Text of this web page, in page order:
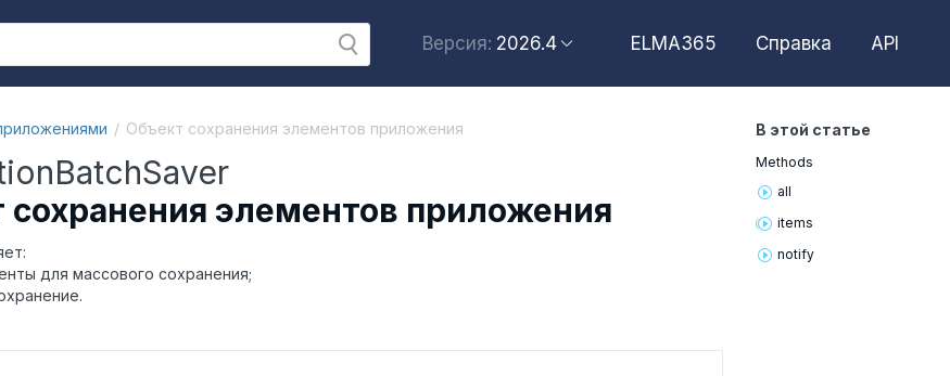
Версия: 2026.42026.6
2026.4
2025.4
ELMA365 Справка API
Объект сохранения элементов приложения
сохранения элементов приложения
для массового сохранения;
В этой статье
Methods
all
items
notify